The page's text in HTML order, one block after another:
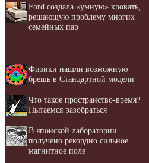
Ford создала «умную» кровать,
решающую проблему многих
семейных пар
Физики нашли возможную
брешь в Стандартной модели
Что такое пространство-время?
Пытаемся разобраться
В японской лаборатории
получено рекордно сильное
магнитное поле